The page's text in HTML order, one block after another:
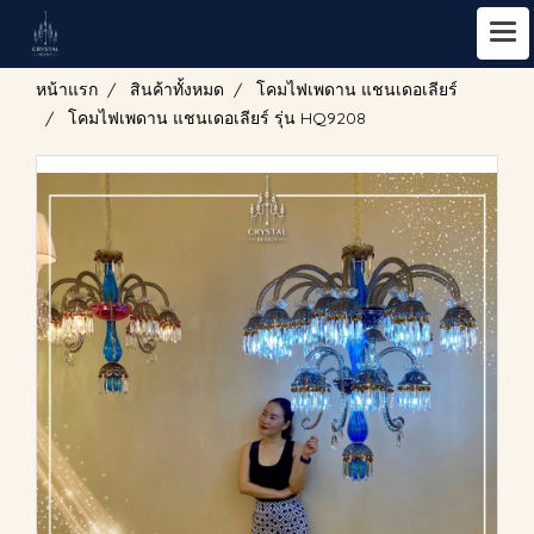
หน้าแรก สินค้าทั้งหมด
โคมไฟเพดาน แชนเดอเลียร์
โคมไฟเพดาน แชนเดอเลียร์ รุ่น HQ9208